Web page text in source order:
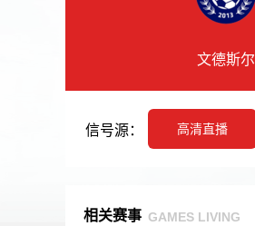
文德斯尔
信号源： 高清直播
相关赛事 GAMES LIVING